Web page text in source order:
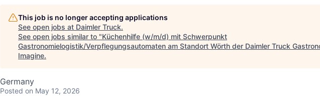
This job is no longer accepting applications
See open jobs at Daimler Truck.
See open jobs similar to "Küchenhilfe (w/m/d) mit Schwerpunkt
Gastronomielogistik/Verpflegungsautomaten am Standort Wörth der Daimler Truck
Imagine.
Germany
Posted on May 12, 2026